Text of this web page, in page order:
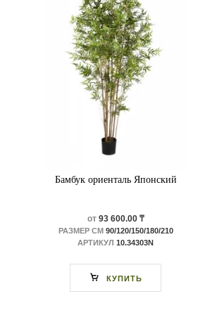
Бамбук ориенталь Японский
от93 600.00 ₸
РАЗМЕР СМ90/120/150/180/210
АРТИКУЛ 10.34303N
КУПИТЬ